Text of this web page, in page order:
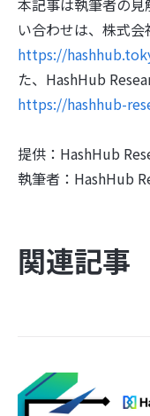
本記事は執筆者の
い合わせは、株式
https://
た、HashHub
https://hashhub-
提供：HashHub
執筆者：HashHub
関連記事